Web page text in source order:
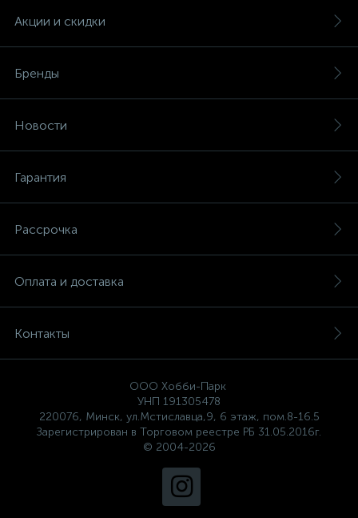
Акции и скидки
Бренды
Новости
Гарантия
Рассрочка
Оплата и доставка
Контакты
ООО Хобби-Парк
УНП 191305478
220076, Минск, ул.Мстиславца,9, 6 этаж, пом.8-16.5
Зарегистрирован в Торговом реестре РБ 31.05.2016г.
© 2004-2026